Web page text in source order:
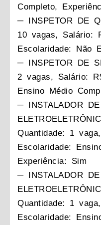
Completo,
─ INSPETOR DE
10 vagas, Salário:
Escolaridade: Não
─ INSPETOR DE
2 vagas, Salário:
Ensino Médio
─ INSTALADOR
Quantidade: 1
Escolaridade:
Experiência: Sim
─ INSTALADOR
Quantidade: 1
Escolaridade: